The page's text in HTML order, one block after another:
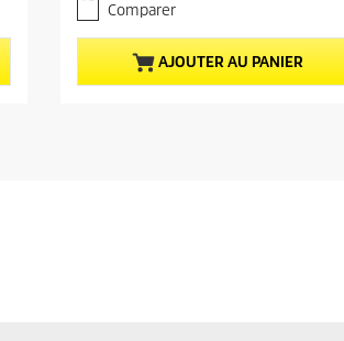
d
u
p
o
i
l
e
Comparer
AJOUTER AU PANIER